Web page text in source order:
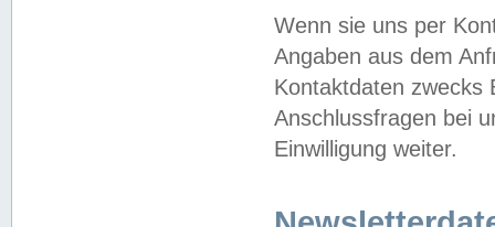
Wenn sie uns per
Angaben aus dem
Kontaktdaten zwecks
Anschlussfragen bei
Einwilligung weiter.